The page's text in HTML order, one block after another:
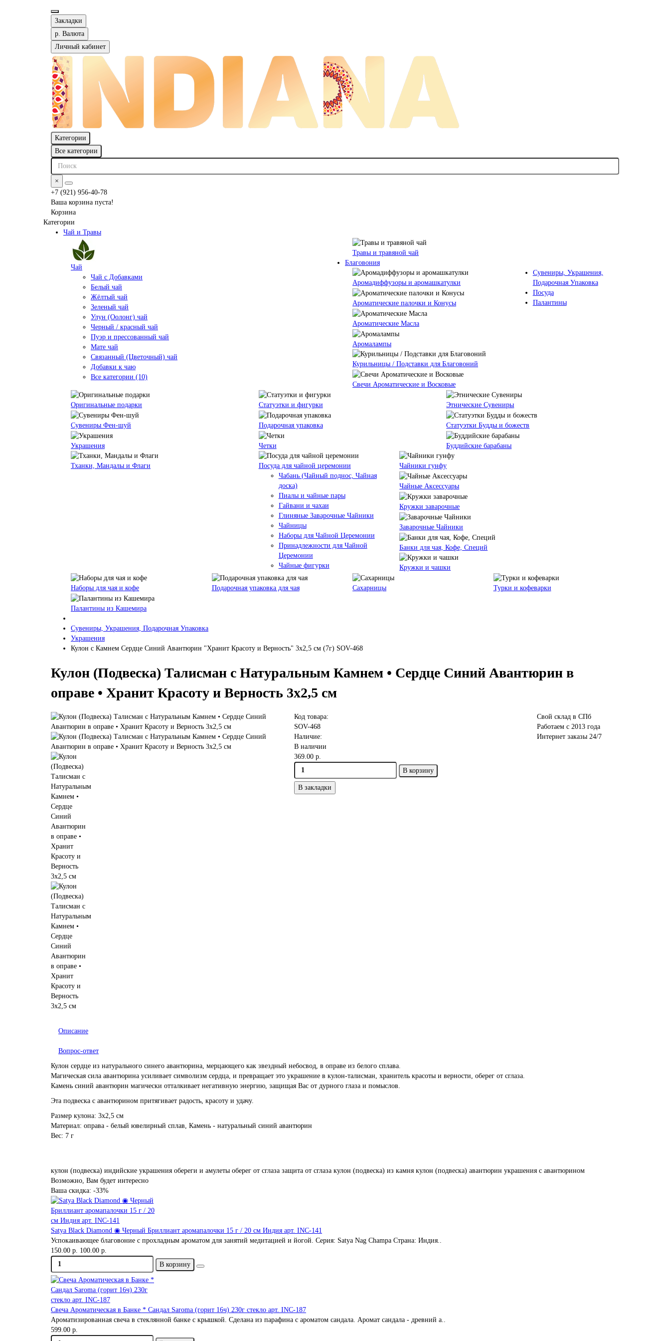
Закладки
р. Валюта
Личный кабинет
Категории
Все категории
×
+7 (921) 956-40-78
Ваша корзина пуста!
Корзина
Категории
Чай и Травы
Чай
Чай с Добавками
Белый чай
Жёлтый чай
Зеленый чай
Улун (Оолонг) чай
Черный / красный чай
Пуэр и прессованный чай
Мате чай
Связанный (Цветочный) чай
Добавки к чаю
Все категории (10)
Травы и травяной чай
Благовония
Аромадиффузоры и аромашкатулки
Ароматические палочки и Конусы
Ароматические Масла
Аромалампы
Курильницы / Подставки для Благовоний
Свечи Ароматические и Восковые
Сувениры, Украшения,
Подарочная Упаковка
Оригинальные подарки Статуэтки и фигурки Этнические Сувениры
Сувениры Фен-шуй Подарочная упаковка Статуэтки Будды и божеств
Украшения Четки Буддийские барабаны
Тханки, Мандалы и Флаги
Посуда
Посуда для чайной церемонии
Чабань (Чайный поднос, Чайная
доска)
Пиалы и чайные пары
Гайвани и чахаи
Глиняные Заварочные Чайники
Чайницы
Наборы для Чайной Церемонии
Принадлежности для Чайной
Церемонии
Чайные фигурки
Чайники гунфу
Чайные Аксессуары
Кружки заварочные
Заварочные Чайники
Банки для чая, Кофе, Специй
Кружки и чашки
Наборы для чая и кофе Подарочная упаковка для чая Сахарницы Турки и кофеварки
Палантины
Палантины из Кашемира
Сувениры, Украшения, Подарочная Упаковка
Украшения
Кулон с Камнем Сердце Синий Авантюрин "Хранит Красоту и Верность" 3х2,5 см (7г) SOV-468
Кулон (Подвеска) Талисман с Натуральным Камнем • Сердце Синий Авантюрин в
оправе • Хранит Красоту и Верность 3х2,5 см
Код товара:
SOV-468
Наличие:
В наличии
369.00 р.
В корзину
В закладки
Свой склад в СПб
Работаем с 2013 года
Интернет заказы 24/7
Описание
Вопрос-ответ
Кулон сердце из натурального синего авантюрина, мерцающего как звездный небосвод, в оправе из белого сплава.
Магическая сила авантюрина усиливает символизм сердца, и превращает это украшение в кулон-талисман, хранитель красоты и верности, оберег от сглаза.
Камень синий авантюрин магически отталкивает негативную энергию, защищая Вас от дурного глаза и помыслов.
Эта подвеска с авантюрином притягивает радость, красоту и удачу.
Размер кулона: 3х2,5 см
Материал: оправа - белый ювелирный сплав, Камень - натуральный синий авантюрин
Вес: 7 г
кулон (подвеска) индийские украшения обереги и амулеты оберег от сглаза защита от сглаза кулон (подвеска) из камня кулон (подвеска) авантюрин украшения с авантюрином
Возможно, Вам будет интересно
Ваша скидка: -33%
Satya Black Diamond ◉ Черный Бриллиант аромапалочки 15 г / 20 см Индия арт. INC-141
Успокаивающее благовоние с прохладным ароматом для занятий медитацией и йогой. Серия: Satya Nag Champa Страна: Индия..
150.00 р. 100.00 р.
В корзину
Свеча Ароматическая в Банке * Сандал Saroma (горит 16ч) 230г стекло арт. INC-187
Ароматизированная свеча в стеклянной банке с крышкой. Сделана из парафина с ароматом сандала. Аромат сандала - древний а..
599.00 р.